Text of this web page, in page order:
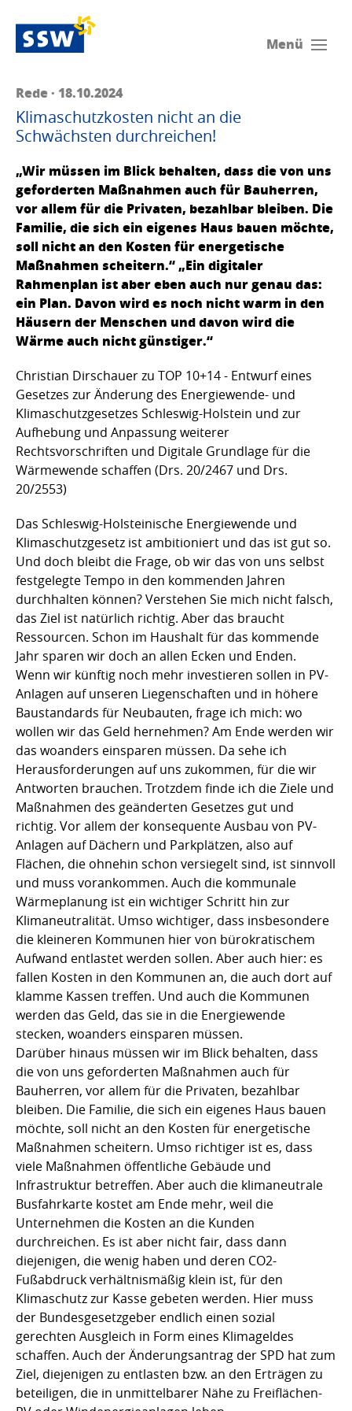
Menü
Rede · 18.10.2024
Klimaschutzkosten nicht an die
Schwächsten durchreichen!
„Wir müssen im Blick behalten, dass die von uns
geforderten Maßnahmen auch für Bauherren,
vor allem für die Privaten, bezahlbar bleiben. Die
Familie, die sich ein eigenes Haus bauen möchte,
soll nicht an den Kosten für energetische
Maßnahmen scheitern.“ „Ein digitaler
Rahmenplan ist aber eben auch nur genau das:
ein Plan. Davon wird es noch nicht warm in den
Häusern der Menschen und davon wird die
Wärme auch nicht günstiger.“
Christian Dirschauer zu TOP 10+14 - Entwurf eines
Gesetzes zur Änderung des Energiewende- und
Klimaschutzgesetzes Schleswig-Holstein und zur
Aufhebung und Anpassung weiterer
Rechtsvorschriften und Digitale Grundlage für die
Wärmewende schaffen (Drs. 20/2467 und Drs.
20/2553)
Das Schleswig-Holsteinische Energiewende und
Klimaschutzgesetz ist ambitioniert und das ist gut so.
Und doch bleibt die Frage, ob wir das von uns selbst
festgelegte Tempo in den kommenden Jahren
durchhalten können? Verstehen Sie mich nicht falsch,
das Ziel ist natürlich richtig. Aber das braucht
Ressourcen. Schon im Haushalt für das kommende
Jahr sparen wir doch an allen Ecken und Enden.
Wenn wir künftig noch mehr investieren sollen in PV-
Anlagen auf unseren Liegenschaften und in höhere
Baustandards für Neubauten, frage ich mich: wo
wollen wir das Geld hernehmen? Am Ende werden wir
das woanders einsparen müssen. Da sehe ich
Herausforderungen auf uns zukommen, für die wir
Antworten brauchen. Trotzdem finde ich die Ziele und
Maßnahmen des geänderten Gesetzes gut und
richtig. Vor allem der konsequente Ausbau von PV-
Anlagen auf Dächern und Parkplätzen, also auf
Flächen, die ohnehin schon versiegelt sind, ist sinnvoll
und muss vorankommen. Auch die kommunale
Wärmeplanung ist ein wichtiger Schritt hin zur
Klimaneutralität. Umso wichtiger, dass insbesondere
die kleineren Kommunen hier von bürokratischem
Aufwand entlastet werden sollen. Aber auch hier: es
fallen Kosten in den Kommunen an, die auch dort auf
klamme Kassen treffen. Und auch die Kommunen
werden das Geld, das sie in die Energiewende
stecken, woanders einsparen müssen.
Darüber hinaus müssen wir im Blick behalten, dass
die von uns geforderten Maßnahmen auch für
Bauherren, vor allem für die Privaten, bezahlbar
bleiben. Die Familie, die sich ein eigenes Haus bauen
möchte, soll nicht an den Kosten für energetische
Maßnahmen scheitern. Umso richtiger ist es, dass
viele Maßnahmen öffentliche Gebäude und
Infrastruktur betreffen. Aber auch die klimaneutrale
Busfahrkarte kostet am Ende mehr, weil die
Unternehmen die Kosten an die Kunden
durchreichen. Es ist aber nicht fair, dass dann
diejenigen, die wenig haben und deren CO2-
Fußabdruck verhältnismäßig klein ist, für den
Klimaschutz zur Kasse gebeten werden. Hier muss
der Bundesgesetzgeber endlich einen sozial
gerechten Ausgleich in Form eines Klimageldes
schaffen. Auch der Änderungsantrag der SPD hat zum
Ziel, diejenigen zu entlasten bzw. an den Erträgen zu
beteiligen, die in unmittelbarer Nähe zu Freiflächen-